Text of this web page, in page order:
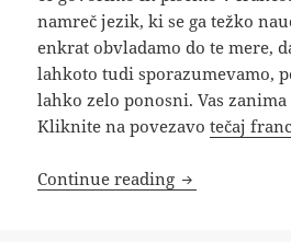
namreč jezik, ki se ga težko
enkrat obvladamo do te mere,
lahkoto tudi sporazumevamo,
lahko zelo ponosni. Vas
Kliknite na povezavotečaj
Continue reading Francoščina